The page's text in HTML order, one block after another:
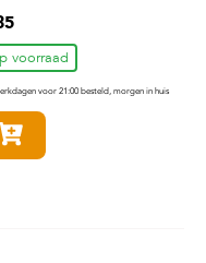
voorraad
voor 21:00 besteld, morgen in huis